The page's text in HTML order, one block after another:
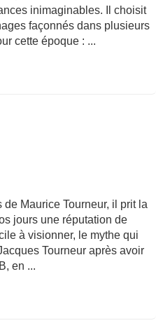
inimaginables. Il choisit
façonnés dans plusieurs
cette époque : ...
Maurice Tourneur, il prit la
jours une réputation de
à visionner, le mythe qui
Tourneur après avoir
en ...